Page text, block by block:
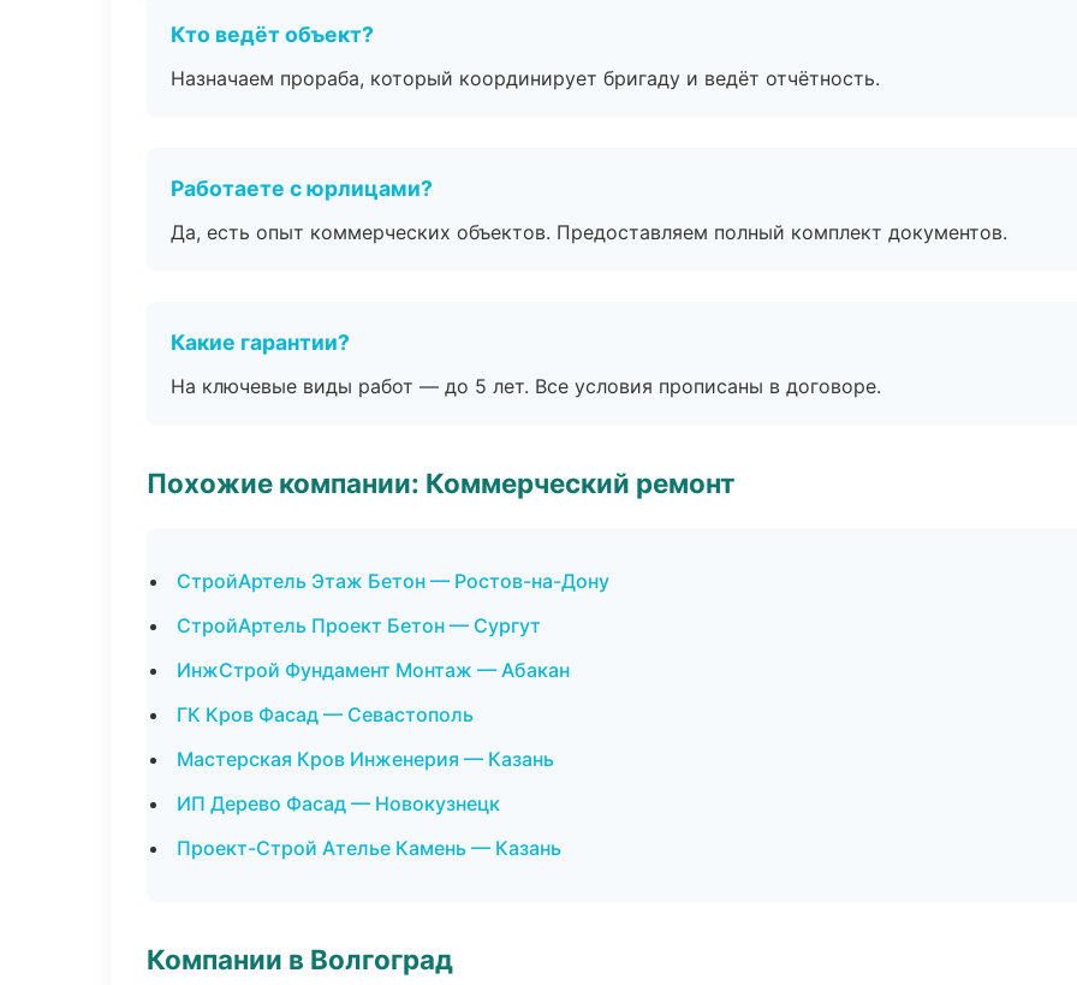
Кто ведёт объект?
Назначаем прораба, который координирует бригаду и ведёт отчётность.
Работаете с юрлицами?
Да, есть опыт коммерческих объектов. Предоставляем полный комплект документов.
Какие гарантии?
На ключевые виды работ — до 5 лет. Все условия прописаны в договоре.
Похожие компании: Коммерческий ремонт
СтройАртель Этаж Бетон — Ростов-на-Дону
СтройАртель Проект Бетон — Сургут
ИнжСтрой Фундамент Монтаж — Абакан
ГК Кров Фасад — Севастополь
Мастерская Кров Инженерия — Казань
ИП Дерево Фасад — Новокузнецк
Проект-Строй Ателье Камень — Казань
Компании в Волгоград